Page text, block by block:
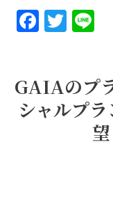
GAIAのプ
シャルプ